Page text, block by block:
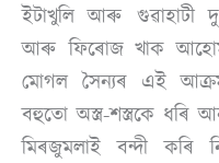
ইটাখুলি আৰু গুৱাহাটী
আৰু ফিৰোজ খাক আহোম
মোগল সৈন্যৰ এই
বহুতো অস্ত্ৰ-শস্ত্ৰকে ধৰি
মিৰজুমলাই বন্দী কৰি